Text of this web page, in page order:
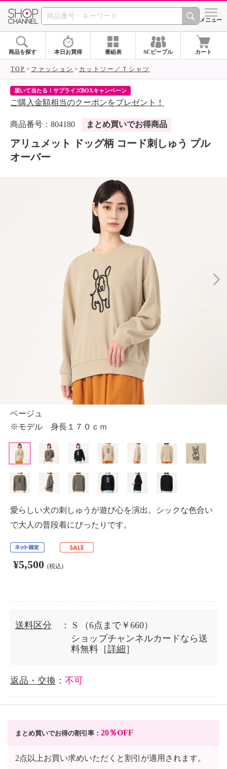
SHOP CHANNEL シメニュー
商品を探す 本日お買得 番組表 SCピープル カート
TOP ファッション カットソー／Ｔシャツ
届いて当たる！サプライズBOXキャンペーン
ご購入金額相当のクーポンをプレゼント！
商品番号：804180 まとめ買いでお得商品
アリュメット ドッグ柄 コード刺しゅう プル
オーバー
ベージュ
※モデル 身長１７０ｃｍ
愛らしい犬の刺しゅうが遊び心を演出。シックな色合い
で大人の普段着にぴったりです。
¥5,500 (税込)
送料区分 ： S
（6点まで￥660）
ショップチャンネルカードなら送
料無料［詳細 ］
返品・交換 ： 不可
まとめ買いでお得の割引率： 20％OFF
2点以上お買い求めいただくと割引が適用されます。